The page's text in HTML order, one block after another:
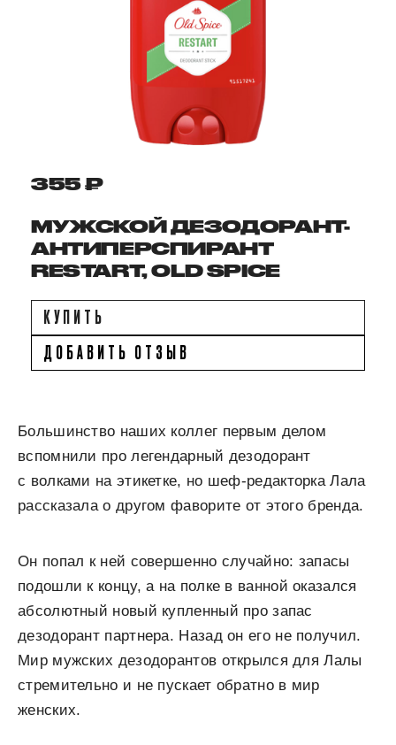
355 ₽
МУЖСКОЙ ДЕЗОДОРАНТ-
АНТИПЕРСПИРАНТ
RESTART, OLD SPICE
КУПИТЬ
ДОБАВИТЬ ОТЗЫВ
Большинство наших коллег первым делом
вспомнили про легендарный дезодорант
с волками на этикетке, но шеф-редакторка Лала
рассказала о другом фаворите от этого бренда.
Он попал к ней совершенно случайно: запасы
подошли к концу, а на полке в ванной оказался
абсолютный новый купленный про запас
дезодорант партнера. Назад он его не получил.
Мир мужских дезодорантов открылся для Лалы
стремительно и не пускает обратно в мир
женских.